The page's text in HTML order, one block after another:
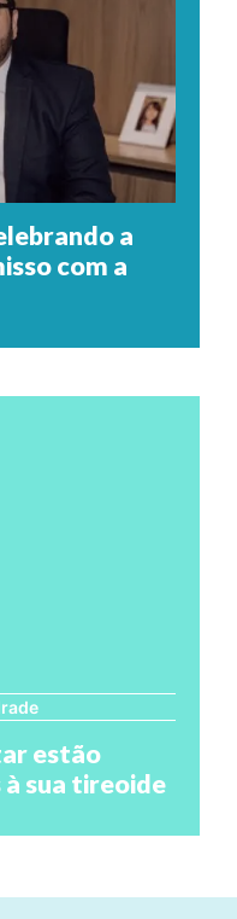
a
com a
estão
sua tireoide